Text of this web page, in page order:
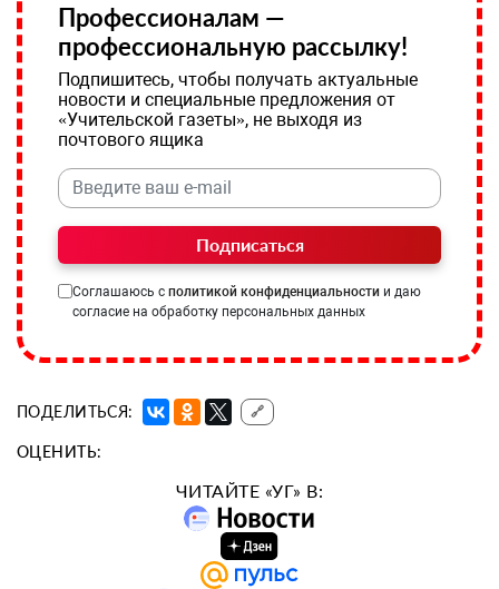
Профессионалам —
профессиональную рассылку!
Подпишитесь, чтобы получать актуальные
новости и специальные предложения от
«Учительской газеты», не выходя из
почтового ящика
Подписаться
Соглашаюсь с политикой конфиденциальности и даю
согласие на обработку персональных данных
ПОДЕЛИТЬСЯ: 🔗
ОЦЕНИТЬ:
ЧИТАЙТЕ «УГ» В: